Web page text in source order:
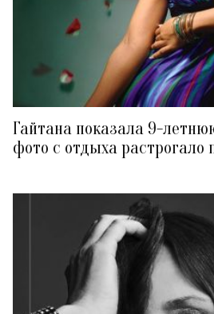
Гайтана показала 9-
фото с отдыха растрогало